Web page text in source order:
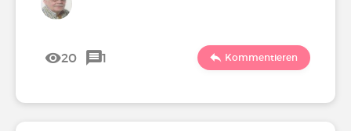
20 1 Kommentieren